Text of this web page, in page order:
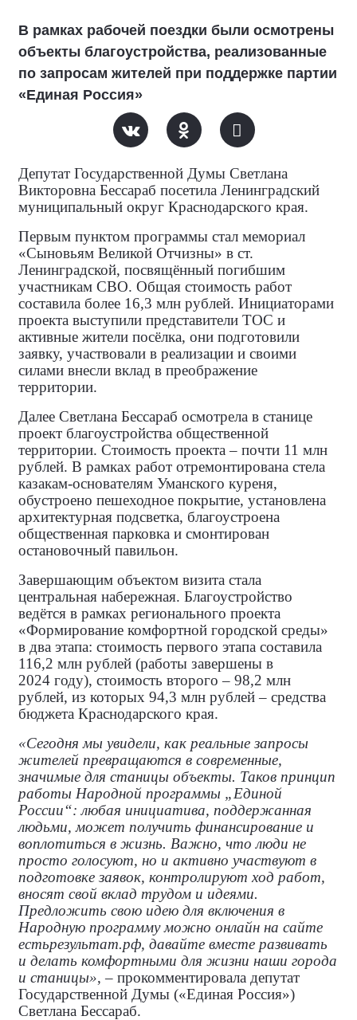
В рамках рабочей поездки были осмотрены
объекты благоустройства, реализованные
по запросам жителей при поддержке партии
«Единая Россия»
Депутат Государственной Думы Светлана
Викторовна Бессараб посетила Ленинградский
муниципальный округ Краснодарского края.
Первым пунктом программы стал мемориал
«Сыновьям Великой Отчизны» в ст.
Ленинградской, посвящённый погибшим
участникам СВО. Общая стоимость работ
составила более 16,3 млн рублей. Инициаторами
проекта выступили представители ТОС и
активные жители посёлка, они подготовили
заявку, участвовали в реализации и своими
силами внесли вклад в преображение
территории.
Далее Светлана Бессараб осмотрела в станице
проект благоустройства общественной
территории. Стоимость проекта – почти 11 млн
рублей. В рамках работ отремонтирована стела
казакам‑основателям Уманского куреня,
обустроено пешеходное покрытие, установлена
архитектурная подсветка, благоустроена
общественная парковка и смонтирован
остановочный павильон.
Завершающим объектом визита стала
центральная набережная. Благоустройство
ведётся в рамках регионального проекта
«Формирование комфортной городской среды»
в два этапа: стоимость первого этапа составила
116,2 млн рублей (работы завершены в
2024 году), стоимость второго – 98,2 млн
рублей, из которых 94,3 млн рублей – средства
бюджета Краснодарского края.
«Сегодня мы увидели, как реальные запросы
жителей превращаются в современные,
значимые для станицы объекты. Таков принцип
работы Народной программы „Единой
России“: любая инициатива, поддержанная
людьми, может получить финансирование и
воплотиться в жизнь. Важно, что люди не
просто голосуют, но и активно участвуют в
подготовке заявок, контролируют ход работ,
вносят свой вклад трудом и идеями.
Предложить свою идею для включения в
Народную программу можно онлайн на сайте
естьрезультат.рф, давайте вместе развивать
и делать комфортными для жизни наши города
и станицы», – прокомментировала депутат
Государственной Думы («Единая Россия»)
Светлана Бессараб.